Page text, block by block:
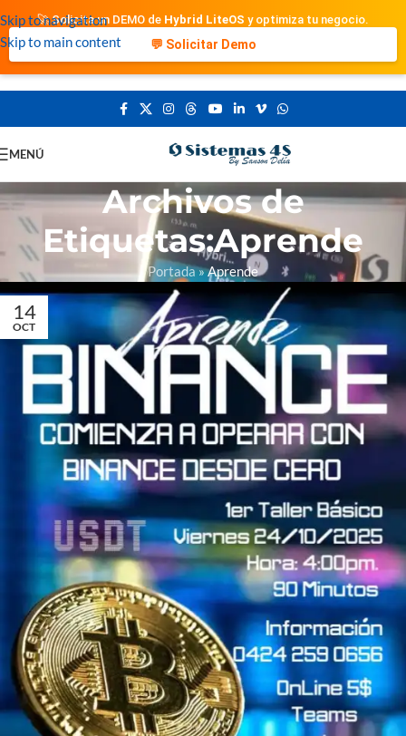
Skip to navigation
Skip to main content
🚀 Solicita un DEMO de Hybrid LiteOS y optimiza tu negocio.
💬 Solicitar Demo
MENÚ
Archivos de
Etiquetas:Aprende
Portada»Aprende
14
OCT